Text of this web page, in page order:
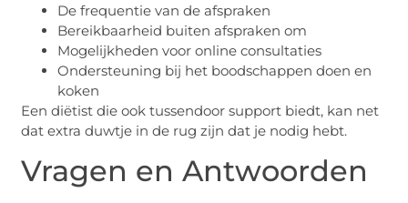
De frequentie van de afspraken
Bereikbaarheid buiten afspraken om
Mogelijkheden voor online consultaties
Ondersteuning bij het boodschappen doen en
koken
Een diëtist die ook tussendoor support biedt, kan net
dat extra duwtje in de rug zijn dat je nodig hebt.
Vragen en Antwoorden